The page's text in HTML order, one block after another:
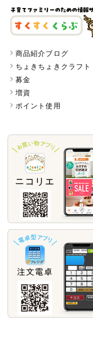
商品紹介ブログ
ちょきちょきクラフト
募金
増資
ポイント使用